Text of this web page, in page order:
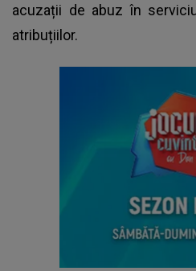
acuzații de abuz în
atribuțiilor.